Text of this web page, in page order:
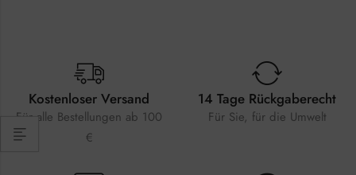
Kostenloser Versand
Für alle Bestellungen ab 100
€
14 Tage Rückgaberecht
Für Sie, für die Umwelt